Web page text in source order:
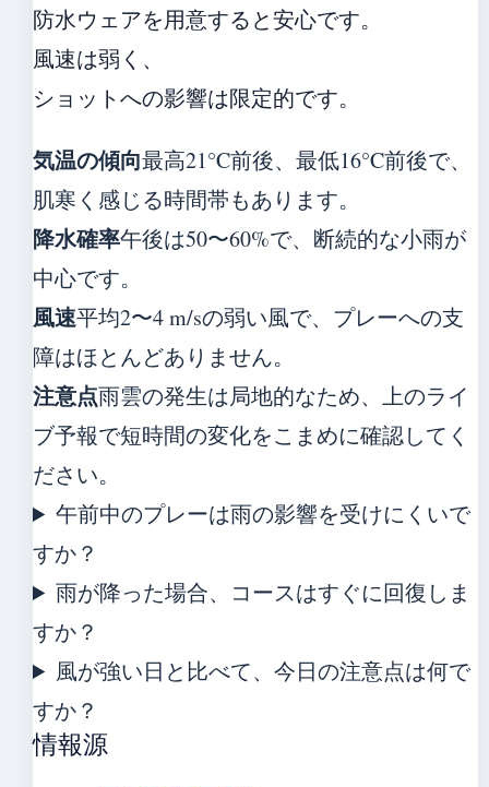
防水ウェアを用意すると安心です。
風速は弱く、
ショットへの影響は限定的です。
気温の傾向最高21°C前後、最低16°C前後で、
肌寒く感じる時間帯もあります。
降水確率午後は50〜60%で、断続的な小雨が
中心です。
風速平均2〜4 m/sの弱い風で、プレーへの支
障はほとんどありません。
注意点雨雲の発生は局地的なため、上のライ
ブ予報で短時間の変化をこまめに確認してく
ださい。
午前中のプレーは雨の影響を受けにくいで
すか？
雨が降った場合、コースはすぐに回復しま
すか？
風が強い日と比べて、今日の注意点は何で
すか？
情報源